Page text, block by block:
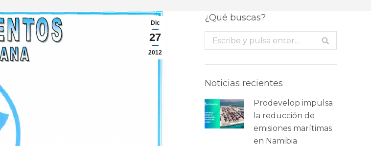
Dic
27
2012
¿Qué buscas?
Buscar:
Noticias recientes
Prodevelop impulsa
la reducción de
emisiones marítimas
en Namibia